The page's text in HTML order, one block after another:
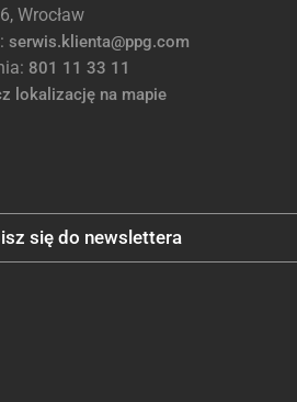
Wrocław
serwis.klienta@ppg.com
801 11 33 11
lokalizację na mapie
się do newslettera